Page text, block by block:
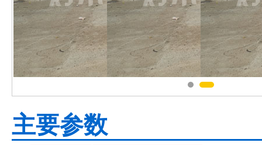
主要参数